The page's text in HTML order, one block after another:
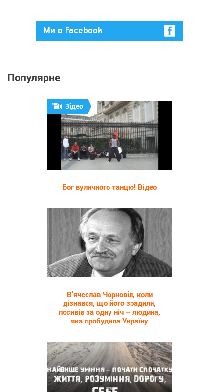
Ми в Facebook
Популярне
Відео
Бог вуличного танцю! Відео
8 343
В’ячеслав Чорновіл, коли
дізнався, що його зрадили,
посивів за одну ніч – людина,
яка пробудила Україну